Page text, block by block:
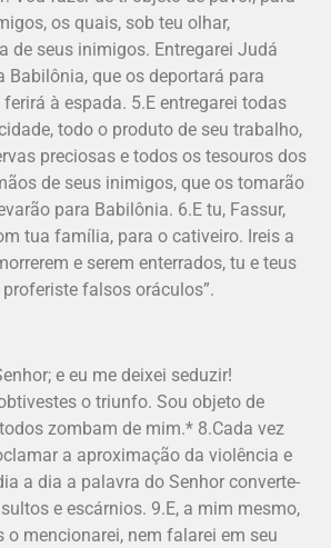
os quais, sob teu olhar,
de seus inimigos. Entregarei Judá
Babilônia, que os deportará para
à espada. 5.E entregarei todas
todo o produto de seu trabalho,
preciosas e todos os tesouros dos
de seus inimigos, que os tomarão
para Babilônia. 6.E tu, Fassur,
tua família, para o cativeiro. Ireis a
e serem enterrados, tu e teus
falsos oráculos”.
e eu me deixei seduzir!
o triunfo. Sou objeto de
zombam de mim.* 8.Cada vez
a aproximação da violência e
a dia a palavra do Senhor converte-
e escárnios. 9.E, a mim mesmo,
o mencionarei, nem falarei em seu